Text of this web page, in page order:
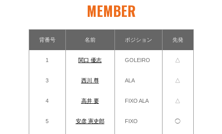
MEMBER
背番号 名前 ポジション 先発
1 関口 優志 GOLEIRO △
3 西川 尊 ALA △
4 高井 要 FIXO ALA △
5 安彦 憲史郎 FIXO ◯